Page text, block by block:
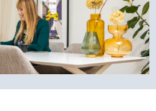
Plan kennismaking
Bloemer